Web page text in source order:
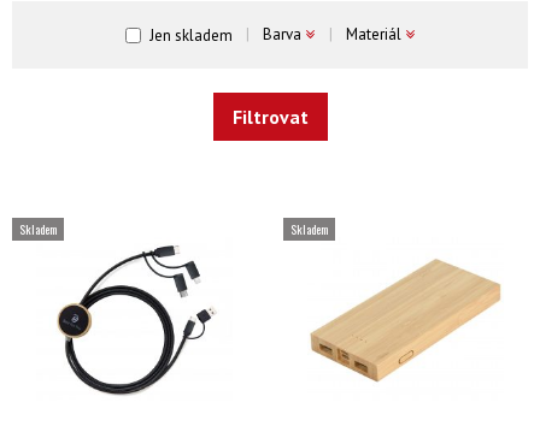
Jen skladem Barva Materiál
Skladem Skladem